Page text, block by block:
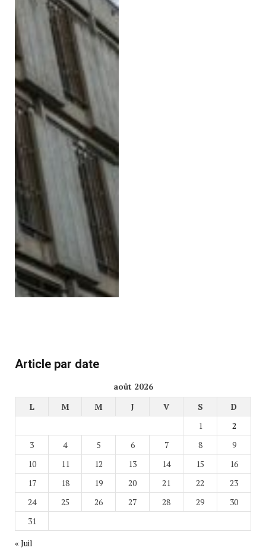
Article par date
août 2026
L
M M J V S
D
1
2
3
4 5 6 7 8
9
10
11 12 13 14 15
16
17
18 19 20 21 22
23
24
25 26 27 28 29
30
31
« Juil